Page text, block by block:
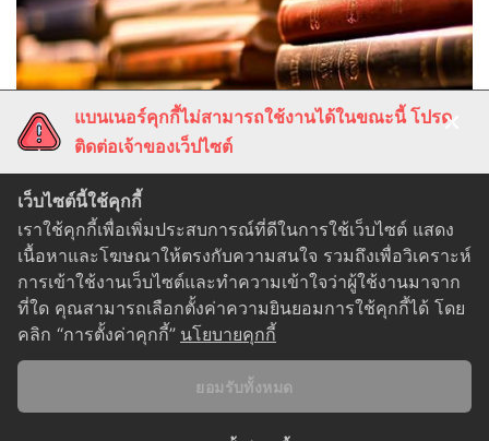
Privacy Policy|Cookie Policy
แบนเนอร์คุกกี้ไม่สามารถใช้งานได้ในขณะนี้ โปรด
ติดต่อเจ้าของเว็ปไซต์
เว็บไซต์นี้ใช้คุกกี้
เราใช้คุกกี้เพื่อเพิ่มประสบการณ์ที่ดีในการใช้เว็บไซต์ แสดง
เนื้อหาและโฆษณาให้ตรงกับความสนใจ รวมถึงเพื่อวิเคราะห์
การเข้าใช้งานเว็บไซต์และทำความเข้าใจว่าผู้ใช้งานมาจาก
ที่ใด คุณสามารถเลือกตั้งค่าความยินยอมการใช้คุกกี้ได้ โดย
คลิก “การตั้งค่าคุกกี้” นโยบายคุกกี้
ยอมรับทั้งหมด